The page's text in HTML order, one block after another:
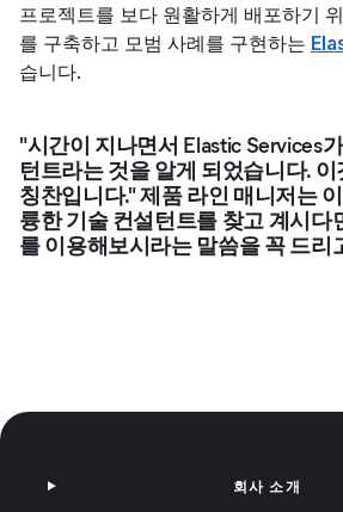
프로젝트를 보다 원활하게 배포하기
를 구축하고 모범 사례를 구현하는
습니다.
"시간이 지나면서 Elastic Services
턴트라는 것을 알게 되었습니다.
칭찬입니다." 제품 라인 매니저는
륭한 기술 컨설턴트를 찾고 계시다
를 이용해보시라는 말씀을 꼭 드리
회사 소개